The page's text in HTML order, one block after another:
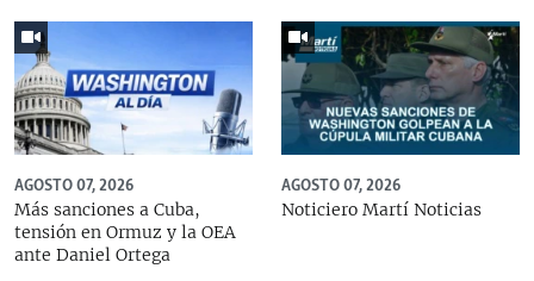
AGOSTO 07, 2026
Más sanciones a Cuba,
tensión en Ormuz y la OEA
ante Daniel Ortega
AGOSTO 07, 2026
Noticiero Martí Noticias